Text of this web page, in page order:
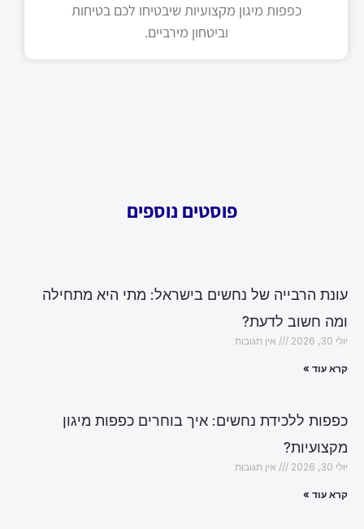
כפפות מיגון מקצועיות שיבטיחו לכם בטיחות
וביטחון מירביים.
פוסטים נוספים
עונת הרבייה של נחשים בישראל: מתי היא מתחילה
ומה חשוב לדעת?
יולי 30, 2026 אין תגובות
קרא עוד »
כפפות ללכידת נחשים: איך בוחרים כפפות מיגון
מקצועיות?
יולי 30, 2026 אין תגובות
קרא עוד »